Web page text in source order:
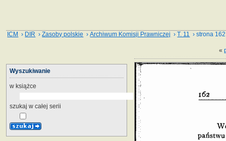
ICM › DIR ›Zasoby polskie ›Archiwum Komisji Prawniczej ›T. 11 › strona 162
«
Wyszukiwanie
w książce
szukaj w całej serii